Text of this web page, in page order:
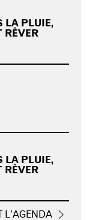
LA PLUIE,
RÊVER
LA PLUIE,
RÊVER
L’AGENDA